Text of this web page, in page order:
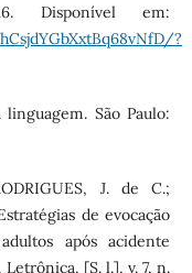
Disponível em:
?
São Paulo:
J. de C.;
de evocação
após acidente
[S. l.], v. 7, n.